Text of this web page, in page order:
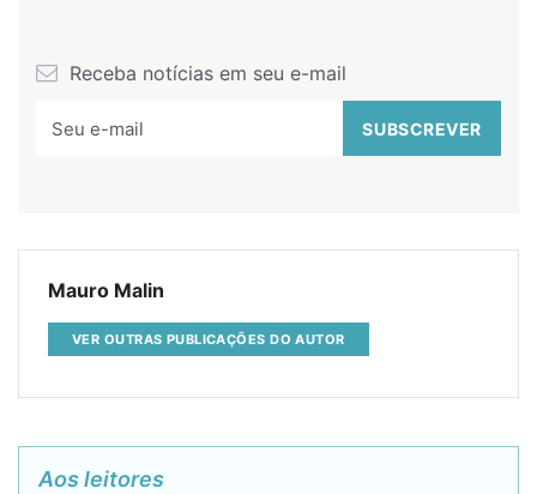
Receba notícias em seu e-mail
Mauro Malin
VER OUTRAS PUBLICAÇÕES DO AUTOR
Aos leitores